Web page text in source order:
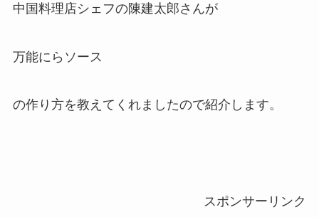
中国料理店シェフの陳建太郎さんが
万能にらソース
の作り方を教えてくれましたので紹介します。
スポンサーリンク